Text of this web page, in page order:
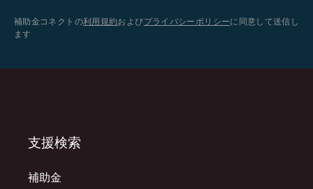
補助金コネクトの利用規約およびプライバシーポリシーに同意して送信し
ます
支援検索
補助金